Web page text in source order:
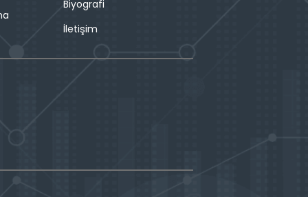
Biyografi
İletişim